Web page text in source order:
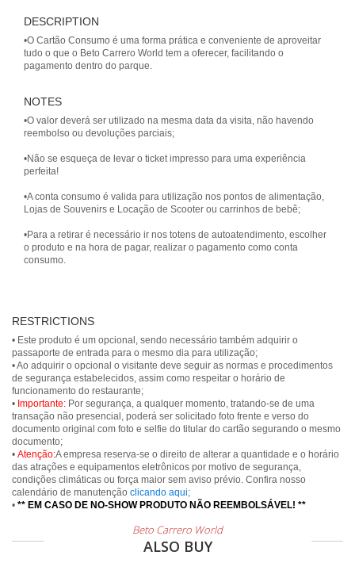
DESCRIPTION
•O Cartão Consumo é uma forma prática e conveniente de aproveitar
tudo o que o Beto Carrero World tem a oferecer, facilitando o
NOTES
•O valor deverá ser utilizado na mesma data da visita, não havendo
reembolso ou devoluções parciais;
•Não se esqueça de levar o ticket impresso para uma experiência
perfeita!
•A conta consumo é valida para utilização nos pontos de alimentação,
Lojas de Souvenirs e Locação de Scooter ou carrinhos de bebê;
•Para a retirar é necessário ir nos totens de autoatendimento, escolher
o produto e na hora de pagar, realizar o pagamento como conta
consumo.
RESTRICTIONS
• Este produto é um opcional, sendo necessário também adquirir o
passaporte de entrada para o mesmo dia para utilização;
• Ao adquirir o opcional o visitante deve seguir as normas e procedimentos
de segurança estabelecidos, assim como respeitar o horário de
funcionamento do restaurante;
• Importante: Por segurança, a qualquer momento, tratando-se de uma
transação não presencial, poderá ser solicitado foto frente e verso do
documento original com foto e selfie do titular do cartão segurando o mesmo
documento;
• Atenção:A empresa reserva-se o direito de alterar a quantidade e o horário
das atrações e equipamentos eletrônicos por motivo de segurança,
condições climáticas ou força maior sem aviso prévio. Confira nosso
calendário de manutenção clicando aqui;
• ** EM CASO DE NO-SHOW PRODUTO NÃO REEMBOLSÁVEL! **
Beto Carrero World
ALSO BUY